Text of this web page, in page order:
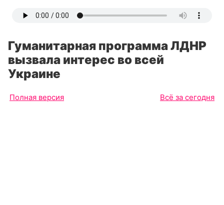
Гуманитарная программа ЛДНР
вызвала интерес во всей
Украине
Полная версия Всё за сегодня